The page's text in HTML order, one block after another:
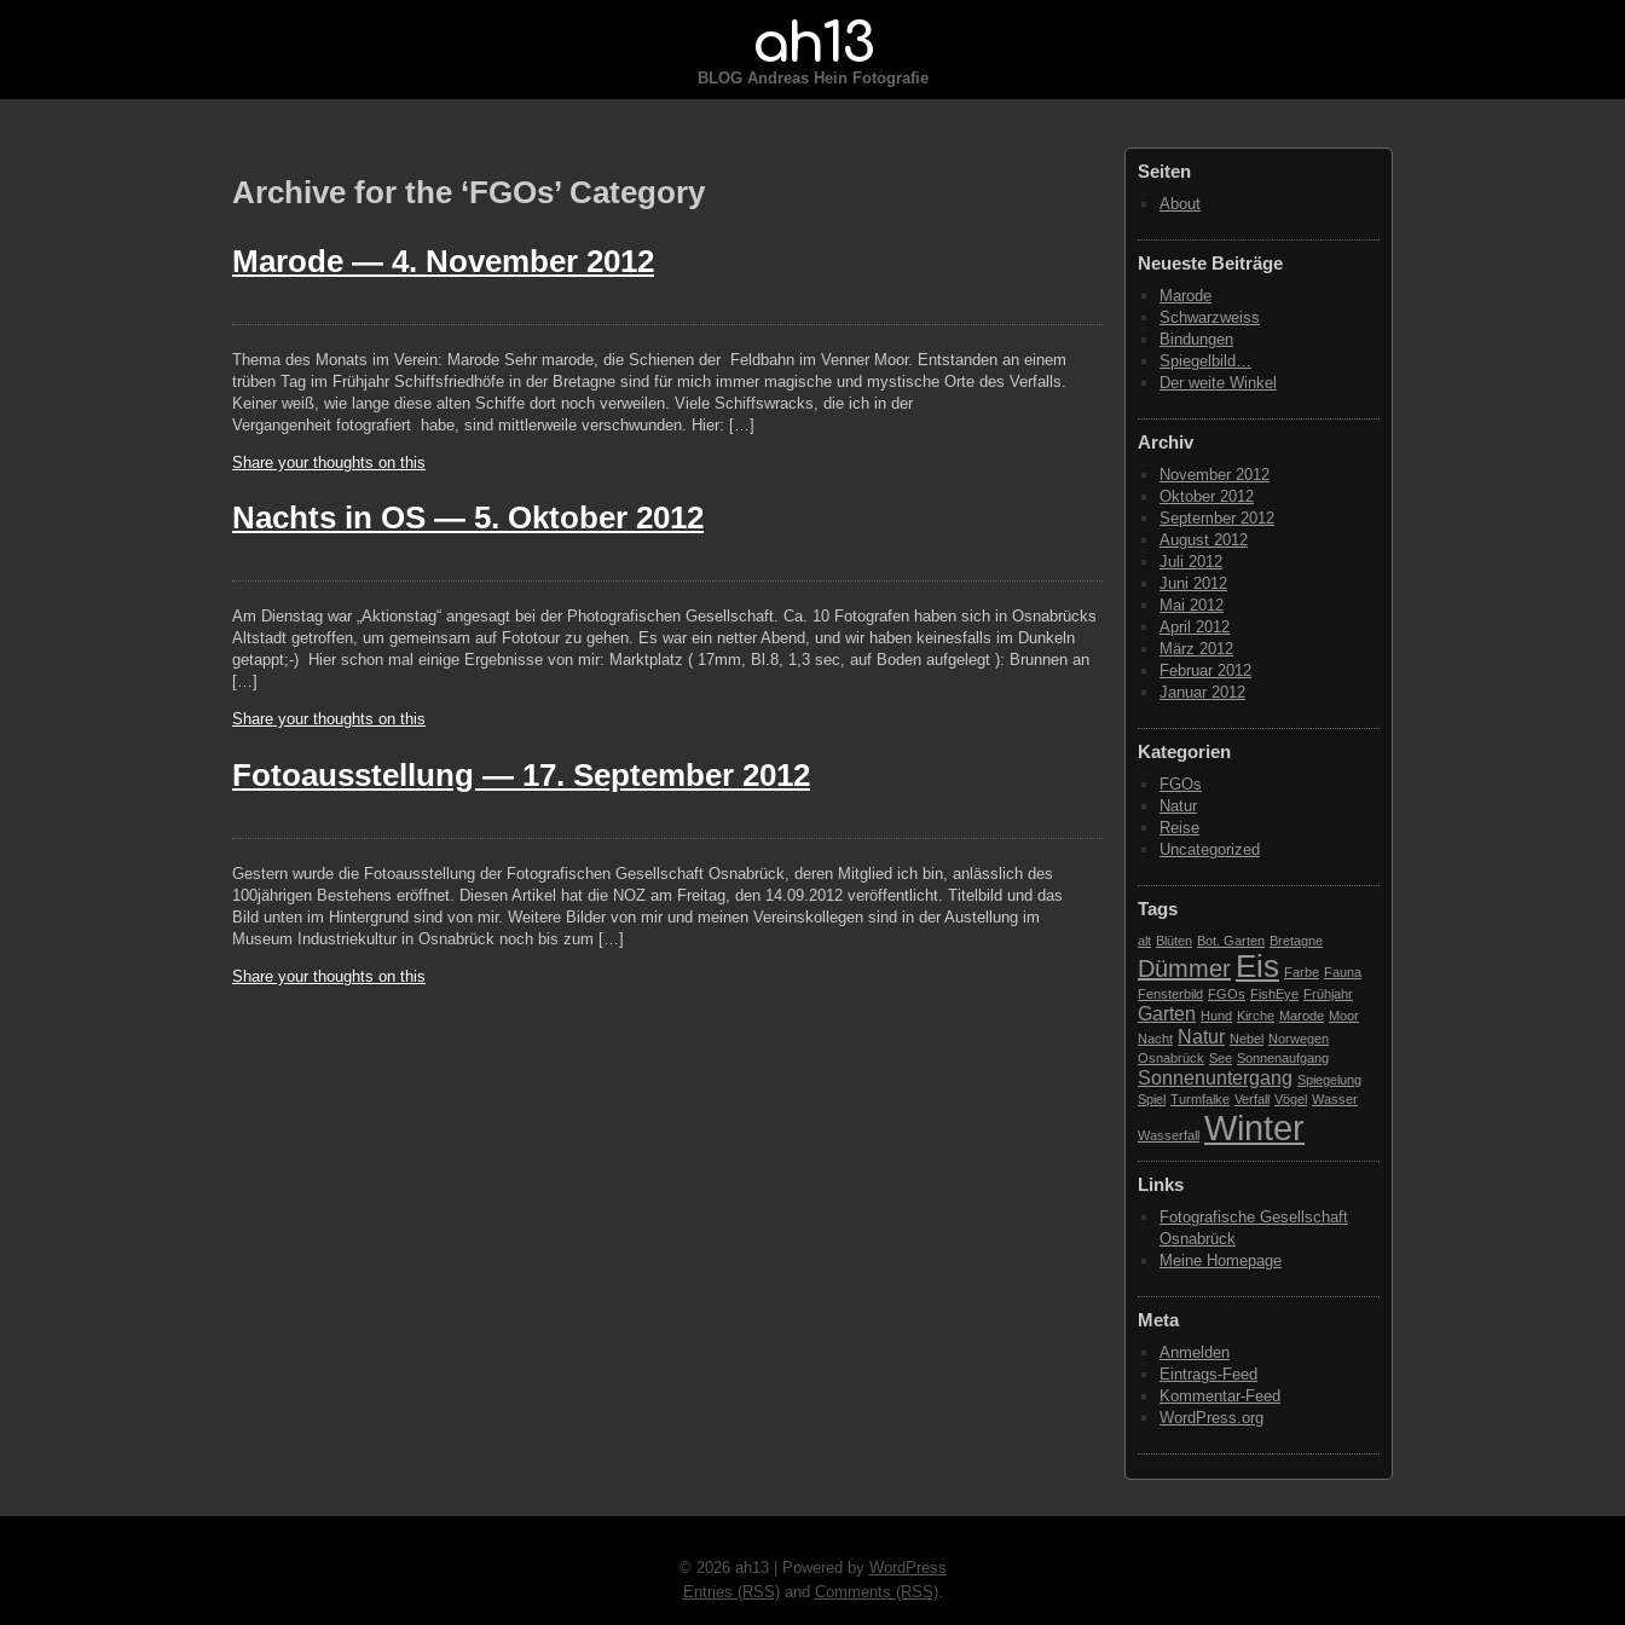
ah13
BLOG Andreas Hein Fotografie
Archive for the ‘FGOs’ Category
Marode — 4. November 2012
Thema des Monats im Verein: Marode Sehr marode, die Schienen der Feldbahn im Venner Moor. Entstanden an einem
trüben Tag im Frühjahr Schiffsfriedhöfe in der Bretagne sind für mich immer magische und mystische Orte des Verfalls.
Keiner weiß, wie lange diese alten Schiffe dort noch verweilen. Viele Schiffswracks, die ich in der
Vergangenheit fotografiert habe, sind mittlerweile verschwunden. Hier: […]
Share your thoughts on this
Nachts in OS — 5. Oktober 2012
Am Dienstag war „Aktionstag“ angesagt bei der Photografischen Gesellschaft. Ca. 10 Fotografen haben sich in Osnabrücks
Altstadt getroffen, um gemeinsam auf Fototour zu gehen. Es war ein netter Abend, und wir haben keinesfalls im Dunkeln
getappt;-) Hier schon mal einige Ergebnisse von mir: Marktplatz ( 17mm, Bl.8, 1,3 sec, auf Boden aufgelegt ): Brunnen an
[…]
Share your thoughts on this
Fotoausstellung — 17. September 2012
Gestern wurde die Fotoausstellung der Fotografischen Gesellschaft Osnabrück, deren Mitglied ich bin, anlässlich des
100jährigen Bestehens eröffnet. Diesen Artikel hat die NOZ am Freitag, den 14.09.2012 veröffentlicht. Titelbild und das
Bild unten im Hintergrund sind von mir. Weitere Bilder von mir und meinen Vereinskollegen sind in der Austellung im
Museum Industriekultur in Osnabrück noch bis zum […]
Share your thoughts on this
Seiten
About
Neueste Beiträge
Marode
Schwarzweiss
Bindungen
Spiegelbild…
Der weite Winkel
Archiv
November 2012
Oktober 2012
September 2012
August 2012
Juli 2012
Juni 2012
Mai 2012
April 2012
März 2012
Februar 2012
Januar 2012
Kategorien
FGOs
Natur
Reise
Uncategorized
Tags
alt Blüten Bot. Garten Bretagne
Dümmer Eis Farbe Fauna
Fensterbild FGOs FishEye Frühjahr
Garten Hund Kirche Marode Moor
Nacht Natur Nebel Norwegen
Osnabrück See Sonnenaufgang
Sonnenuntergang Spiegelung
Spiel Turmfalke Verfall Vögel Wasser
Wasserfall Winter
Links
Fotografische Gesellschaft
Osnabrück
Meine Homepage
Meta
Anmelden
Eintrags-Feed
Kommentar-Feed
WordPress.org
© 2026 ah13 | Powered by WordPress
Entries (RSS)and Comments (RSS).